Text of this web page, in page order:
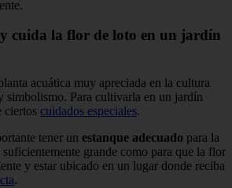
cuida la flor de loto en un jardín
acuática muy apreciada en la cultura
simbolismo. Para cultivarla en un jardín
ciertos cuidados especiales.
tener un estanque adecuado para la
suficientemente grande como para que la flor
y estar ubicado en un lugar donde reciba
.